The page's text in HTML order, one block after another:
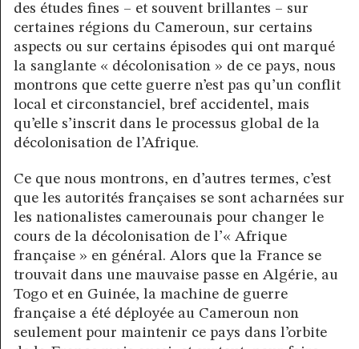
des études fines – et souvent brillantes – sur
certaines régions du Cameroun, sur certains
aspects ou sur certains épisodes qui ont marqué
la sanglante « décolonisation » de ce pays, nous
montrons que cette guerre n’est pas qu’un conflit
local et circonstanciel, bref accidentel, mais
qu’elle s’inscrit dans le processus global de la
décolonisation de l’Afrique.
Ce que nous montrons, en d’autres termes, c’est
que les autorités françaises se sont acharnées sur
les nationalistes camerounais pour changer le
cours de la décolonisation de l’« Afrique
française » en général. Alors que la France se
trouvait dans une mauvaise passe en Algérie, au
Togo et en Guinée, la machine de guerre
française a été déployée au Cameroun non
seulement pour maintenir ce pays dans l’orbite